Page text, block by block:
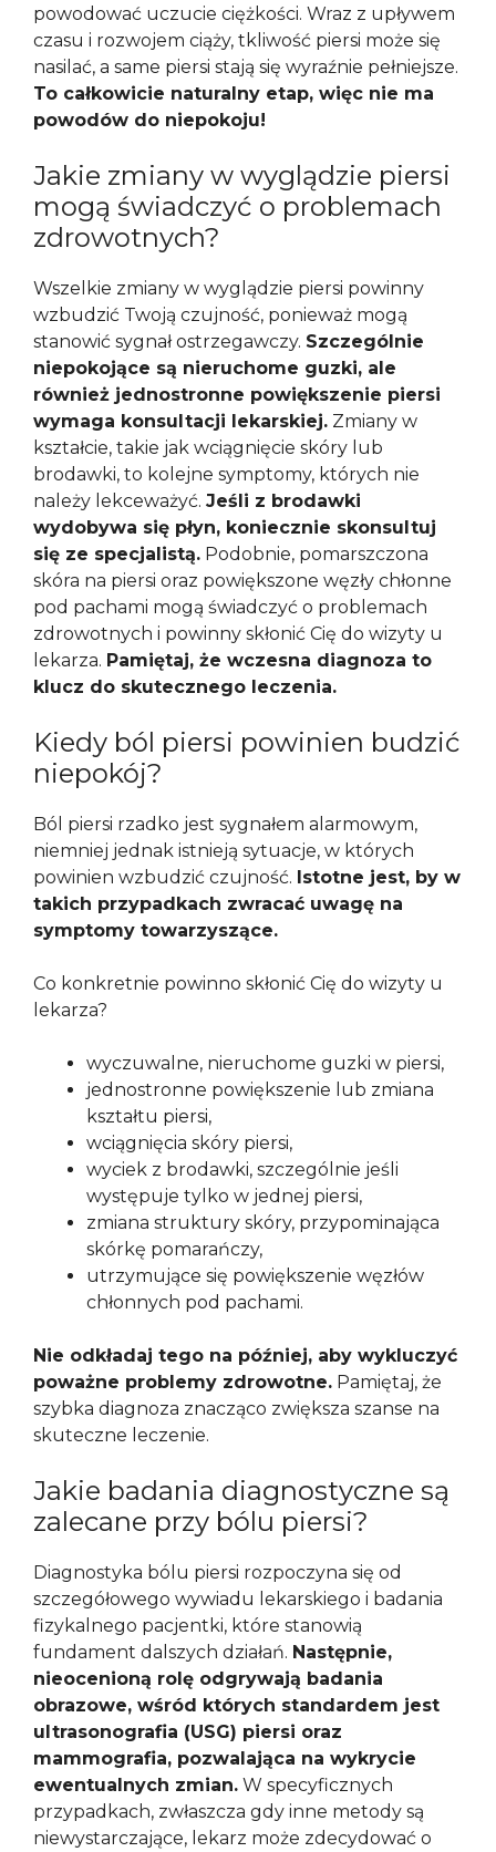
powodować uczucie ciężkości. Wraz z upływem
czasu i rozwojem ciąży, tkliwość piersi może się
nasilać, a same piersi stają się wyraźnie pełniejsze.
To całkowicie naturalny etap, więc nie ma
powodów do niepokoju!
Jakie zmiany w wyglądzie piersi
mogą świadczyć o problemach
zdrowotnych?
Wszelkie zmiany w wyglądzie piersi powinny
wzbudzić Twoją czujność, ponieważ mogą
stanowić sygnał ostrzegawczy. Szczególnie
niepokojące są nieruchome guzki, ale
również jednostronne powiększenie piersi
wymaga konsultacji lekarskiej. Zmiany w
kształcie, takie jak wciągnięcie skóry lub
brodawki, to kolejne symptomy, których nie
należy lekceważyć. Jeśli z brodawki
wydobywa się płyn, koniecznie skonsultuj
się ze specjalistą. Podobnie, pomarszczona
skóra na piersi oraz powiększone węzły chłonne
pod pachami mogą świadczyć o problemach
zdrowotnych i powinny skłonić Cię do wizyty u
lekarza. Pamiętaj, że wczesna diagnoza to
klucz do skutecznego leczenia.
Kiedy ból piersi powinien budzić
niepokój?
Ból piersi rzadko jest sygnałem alarmowym,
niemniej jednak istnieją sytuacje, w których
powinien wzbudzić czujność. Istotne jest, by w
takich przypadkach zwracać uwagę na
symptomy towarzyszące.
Co konkretnie powinno skłonić Cię do wizyty u
lekarza?
wyczuwalne, nieruchome guzki w piersi,
jednostronne powiększenie lub zmiana
kształtu piersi,
wciągnięcia skóry piersi,
wyciek z brodawki, szczególnie jeśli
występuje tylko w jednej piersi,
zmiana struktury skóry, przypominająca
skórkę pomarańczy,
utrzymujące się powiększenie węzłów
chłonnych pod pachami.
Nie odkładaj tego na później, aby wykluczyć
poważne problemy zdrowotne. Pamiętaj, że
szybka diagnoza znacząco zwiększa szanse na
skuteczne leczenie.
Jakie badania diagnostyczne są
zalecane przy bólu piersi?
Diagnostyka bólu piersi rozpoczyna się od
szczegółowego wywiadu lekarskiego i badania
fizykalnego pacjentki, które stanowią
fundament dalszych działań. Następnie,
nieocenioną rolę odgrywają badania
obrazowe, wśród których standardem jest
ultrasonografia (USG) piersi oraz
mammografia, pozwalająca na wykrycie
ewentualnych zmian. W specyficznych
przypadkach, zwłaszcza gdy inne metody są
niewystarczające, lekarz może zdecydować o